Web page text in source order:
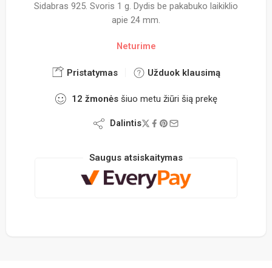
Sidabras 925. Svoris 1 g. Dydis be pakabuko laikiklio
apie 24 mm.
Neturime
Pristatymas Užduok klausimą
12 žmonės šiuo metu žiūri šią prekę
Dalintis
Saugus atsiskaitymas